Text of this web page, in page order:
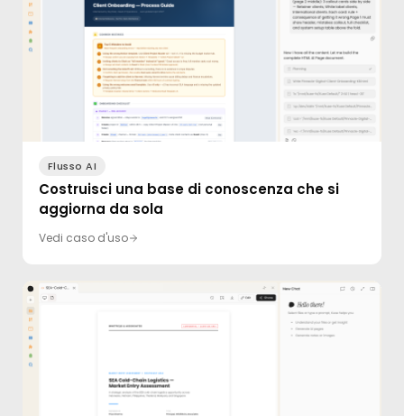
Flusso AI
Costruisci una base di conoscenza che si
aggiorna da sola
Vedi caso d'uso